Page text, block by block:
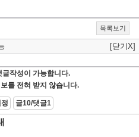
목록보기
[닫기X]
글작성이 가능합니다.
를 전혀 받지 않습니다.
글10/댓글1